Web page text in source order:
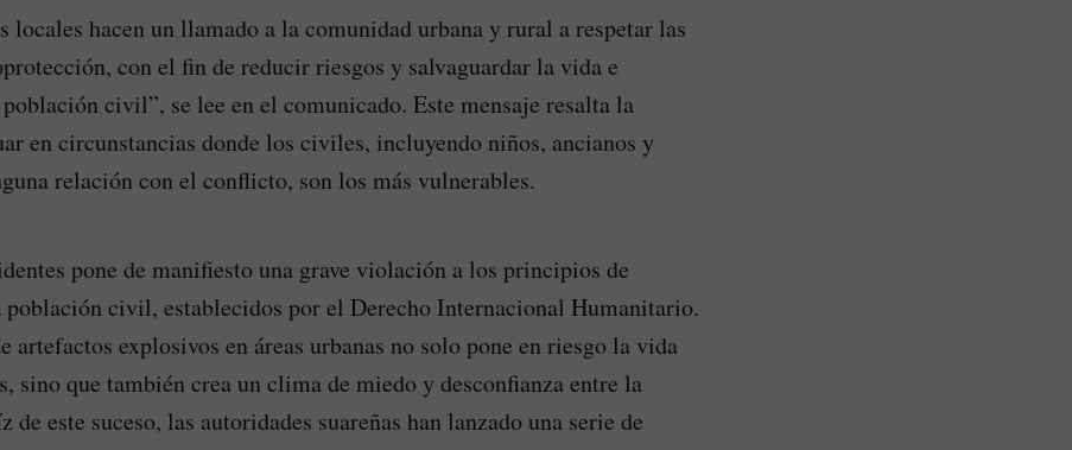
locales hacen un llamado a la comunidad urbana y rural a respetar las
con el fin de reducir riesgos y salvaguardar la vida e
civil”, se lee en el comunicado. Este mensaje resalta la
en circunstancias donde los civiles, incluyendo niños, ancianos y
relación con el conflicto, son los más vulnerables.
pone de manifiesto una grave violación a los principios de
población civil, establecidos por el Derecho Internacional Humanitario.
artefactos explosivos en áreas urbanas no solo pone en riesgo la vida
sino que también crea un clima de miedo y desconfianza entre la
de este suceso, las autoridades suareñas han lanzado una serie de